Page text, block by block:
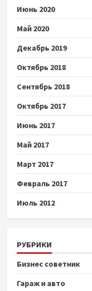
Июнь 2020
Май 2020
Декабрь 2019
Октябрь 2018
Сентябрь 2018
Октябрь 2017
Июнь 2017
Май 2017
Март 2017
Февраль 2017
Июль 2012
РУБРИКИ
Бизнес советник
Гараж и авто